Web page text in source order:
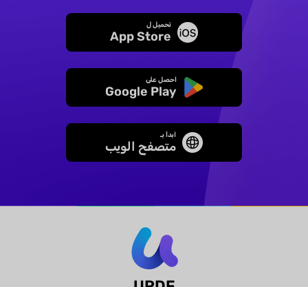
تحميل ل
App Store
احصل على
Google Play
ابدأ بـ
متصفح الويب